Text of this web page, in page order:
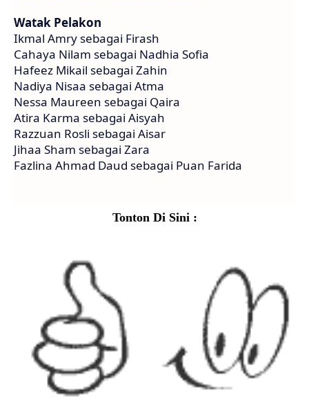
Watak Pelakon
Ikmal Amry sebagai Firash
Cahaya Nilam sebagai Nadhia Sofia
Hafeez Mikail sebagai Zahin
Nadiya Nisaa sebagai Atma
Nessa Maureen sebagai Qaira
Atira Karma sebagai Aisyah
Razzuan Rosli sebagai Aisar
Jihaa Sham sebagai Zara
Fazlina Ahmad Daud sebagai Puan Farida
Tonton Di Sini :